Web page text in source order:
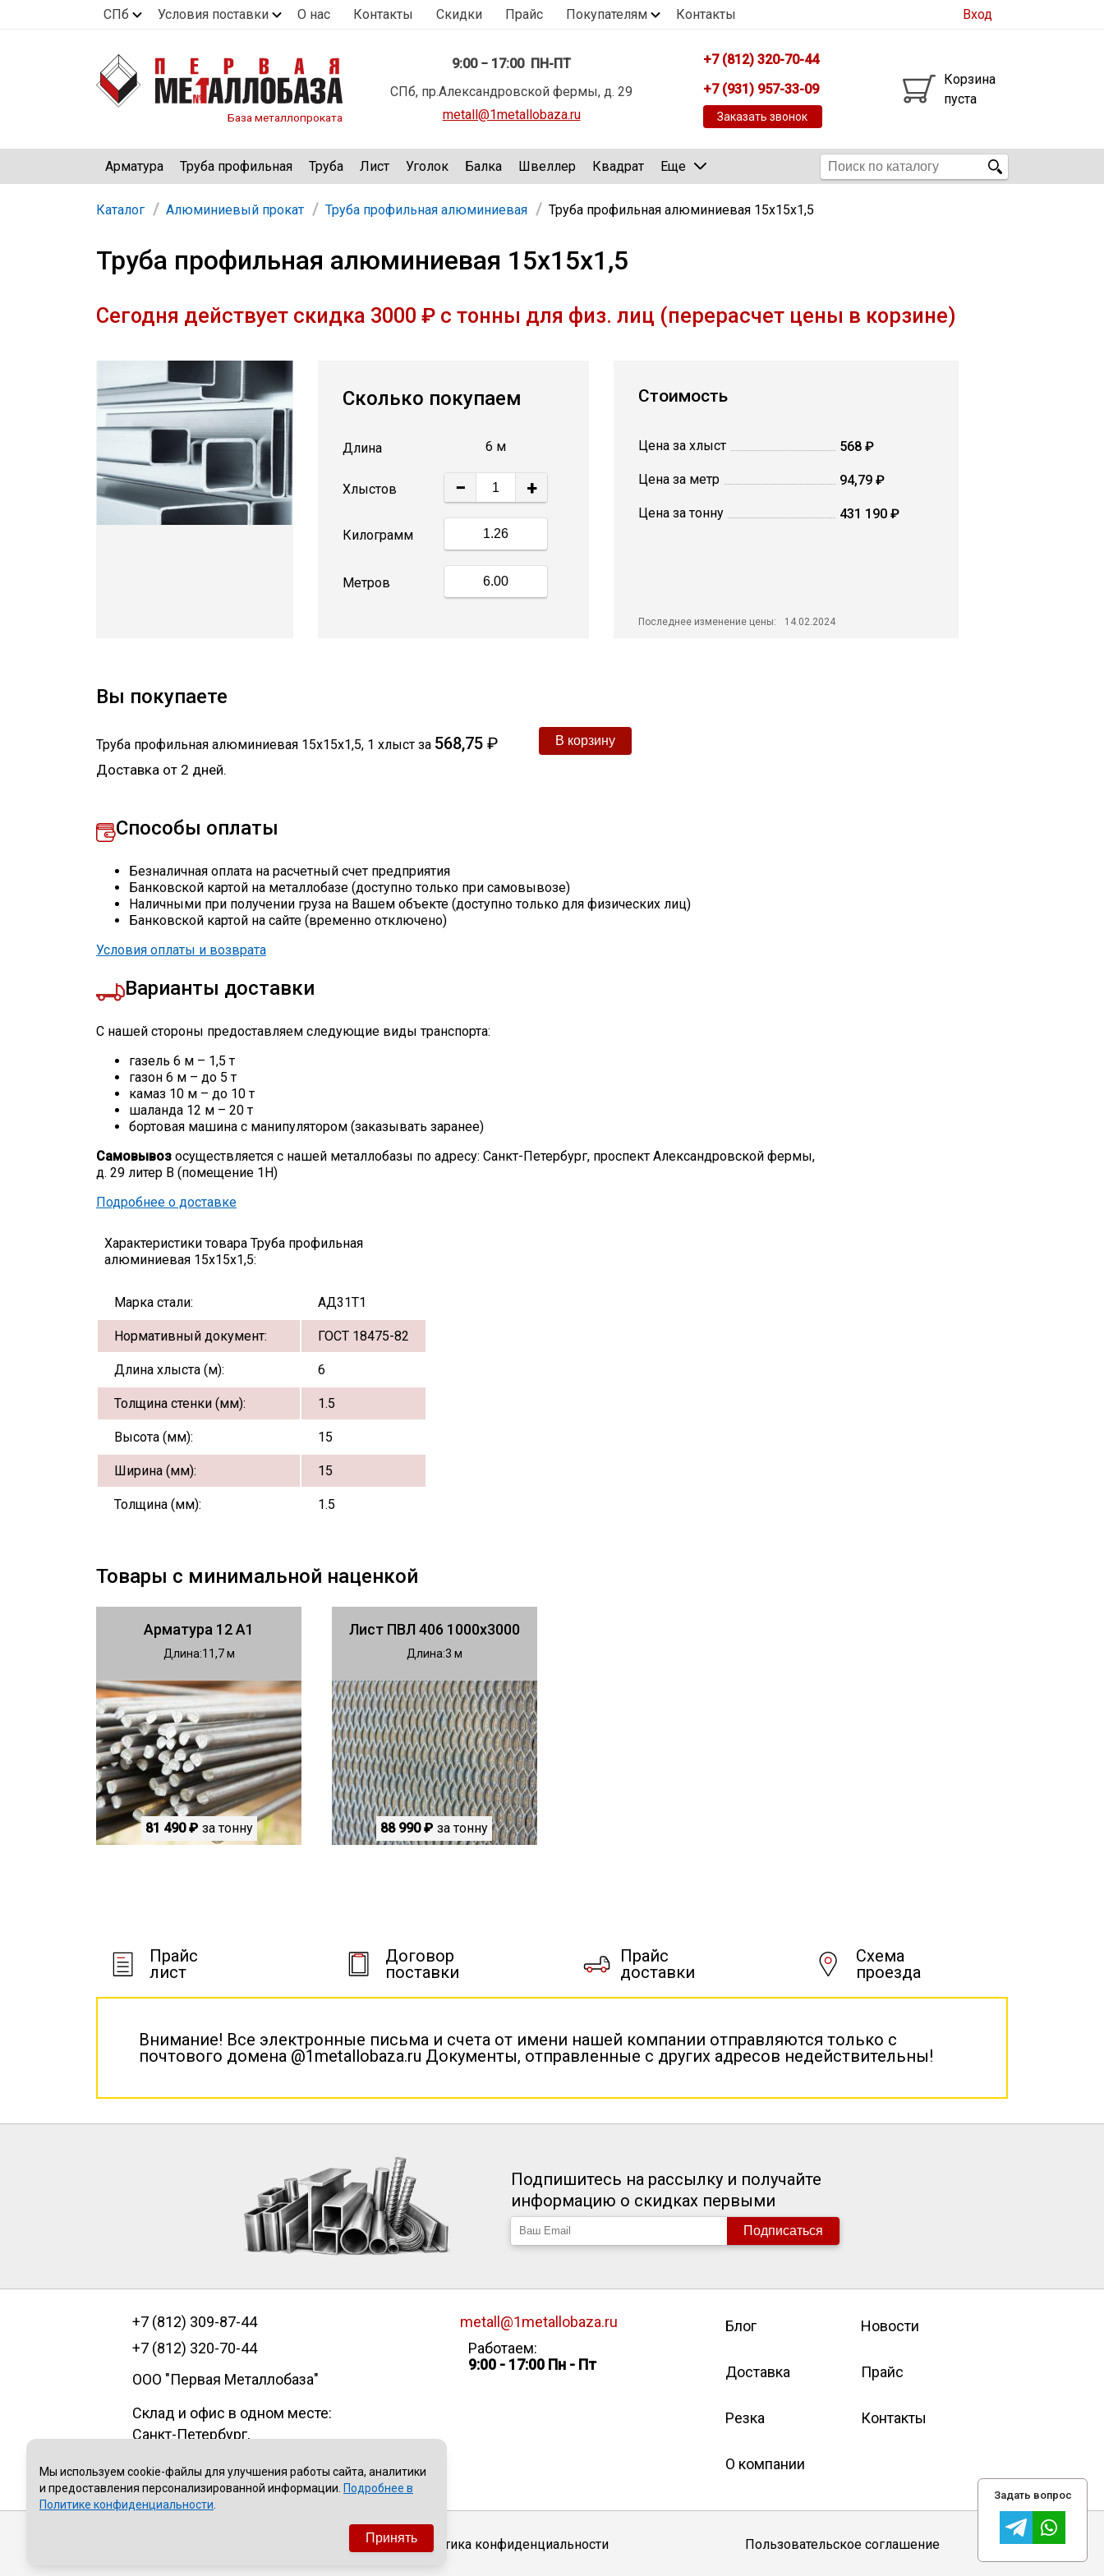
СПб Условия поставки О нас Контакты Скидки Прайс Покупателям Контакты Вход
База металлопроката
9:00 − 17:00 ПН-ПТ
СПб, пр.Александровской фермы, д. 29
metall@1metallobaza.ru
+7 (812) 320-70-44
+7 (931) 957-33-09
Заказать звонок
Корзина
пуста
Арматура Труба профильная Труба Лист Уголок Балка Швеллер Квадрат Еще
Каталог Алюминиевый прокат Труба профильная алюминиевая Труба профильная алюминиевая 15х15х1,5
Труба профильная алюминиевая 15х15х1,5
Сегодня действует скидка 3000 ₽ с тонны для физ. лиц (перерасчет цены в корзине)
Сколько покупаем
Длина 6 м
Хлыстов − +
Килограмм
Метров
Стоимость
Цена за хлыст 568 ₽
Цена за метр 94,79 ₽
Цена за тонну 431 190 ₽
Последнее изменение цены: 14.02.2024
Вы покупаете
Труба профильная алюминиевая 15х15х1,5, 1 хлыст за 568,75 ₽
Доставка от 2 дней.
Способы оплаты
Безналичная оплата на расчетный счет предприятия
Банковской картой на металлобазе (доступно только при самовывозе)
Наличными при получении груза на Вашем объекте (доступно только для физических лиц)
Банковской картой на сайте (временно отключено)
Условия оплаты и возврата
Варианты доставки
С нашей стороны предоставляем следующие виды транспорта:
газель 6 м – 1,5 т
газон 6 м – до 5 т
камаз 10 м – до 10 т
шаланда 12 м – 20 т
бортовая машина с манипулятором (заказывать заранее)
Самовывоз осуществляется с нашей металлобазы по адресу: Санкт-Петербург, проспект Александровской фермы,
д. 29 литер В (помещение 1Н)
Подробнее о доставке
Характеристики товара Труба профильная
алюминиевая 15х15х1,5:
Марка стали: АД31Т1
Нормативный документ: ГОСТ 18475-82
Длина хлыста (м): 6
Толщина стенки (мм): 1.5
Высота (мм): 15
Ширина (мм): 15
Толщина (мм): 1.5
Товары с минимальной наценкой
Арматура 12 А1
Длина 11,7
81 490 ₽ за тонну
Лист ПВЛ 406 1000х3000
Длина 3
88 990 ₽ за тонну
Прайс
лист
Договор
поставки
Прайс
доставки
Схема
проезда
Внимание! Все электронные письма и счета от имени нашей компании отправляются только с
почтового домена @1metallobaza.ru Документы, отправленные с других адресов недействительны!
Задать вопрос
Подпишитесь на рассылку и получайте
информацию о скидках первыми
Подписаться
+7 (812) 309-87-44
+7 (812) 320-70-44
ООО "Первая Металлобаза"
Склад и офис в одном месте:
Санкт-Петербург,
литер В, помещение 1Н
metall@1metallobaza.ru
Работаем:
9:00 - 17:00 Пн - Пт
Блог Новости
Доставка Прайс
Резка Контакты
О компании
Политика конфиденциальности Пользовательское соглашение
Мы используем cookie-файлы для улучшения работы сайта, аналитики
и предоставления персонализированной информации. Подробнее в
Политике конфиденциальности
Принять